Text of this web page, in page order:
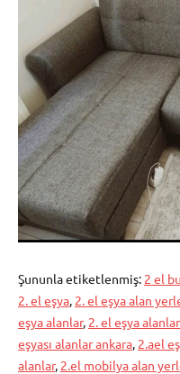
Şununla etiketlenmiş: 2 el
2. el eşya, 2. el eşya alan
eşya alanlar, 2. el eşya
eşyası alanlar ankara, 2.ael
alanlar, 2.el mobilya alan